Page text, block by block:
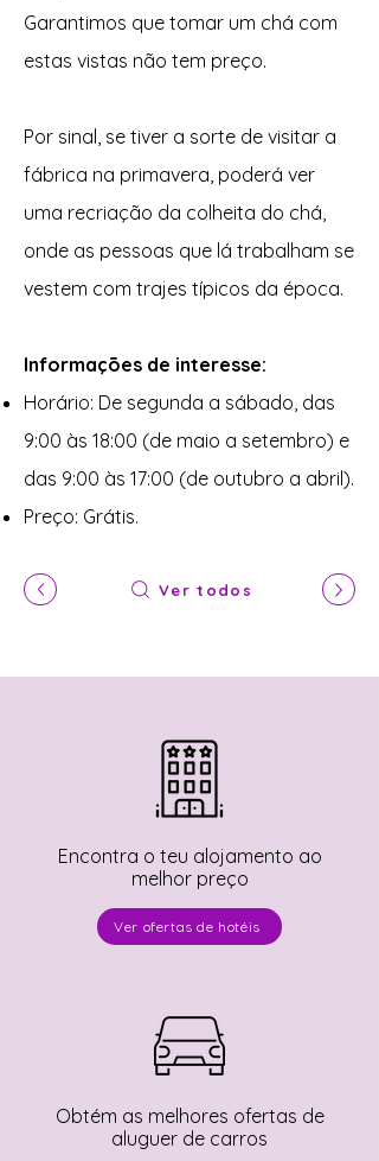
Garantimos que tomar um chá com
estas vistas não tem preço.
Por sinal, se tiver a sorte de visitar a
fábrica na primavera, poderá ver
uma recriação da colheita do chá,
onde as pessoas que lá trabalham se
vestem com trajes típicos da época.
Informações de interesse:
Horário: De segunda a sábado, das
9:00 às 18:00 (de maio a setembro) e
das 9:00 às 17:00 (de outubro a abril).
Preço: Grátis.
Ver todos
Encontra o teu alojamento ao
melhor preço
Ver ofertas de hotéis
Obtém as melhores ofertas de
aluguer de carros